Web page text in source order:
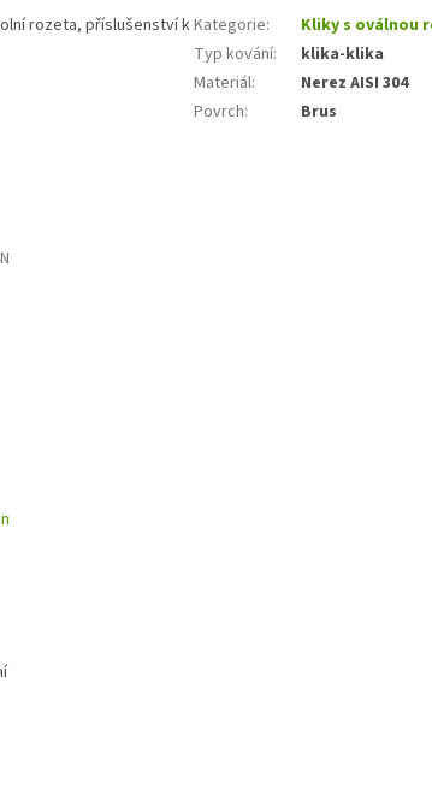
rozeta, příslušenství kKategorie:
Kliky s oválnou
Typ kování:
klika-klika
Materiál:
Nerez AISI 304
Povrch: Brus